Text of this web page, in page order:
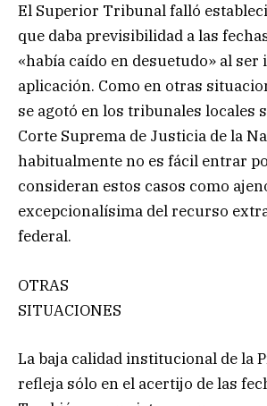
El Superior Tribunal falló
que daba previsibilidad a las
«había caído en desuetudo» al ser
aplicación. Como en otras
se agotó en los tribunales locales
Corte Suprema de Justicia de la
habitualmente no es fácil entrar
consideran estos casos como
excepcionalísima del recurso
federal.
OTRAS
SITUACIONES
La baja calidad institucional de la
refleja sólo en el acertijo de las